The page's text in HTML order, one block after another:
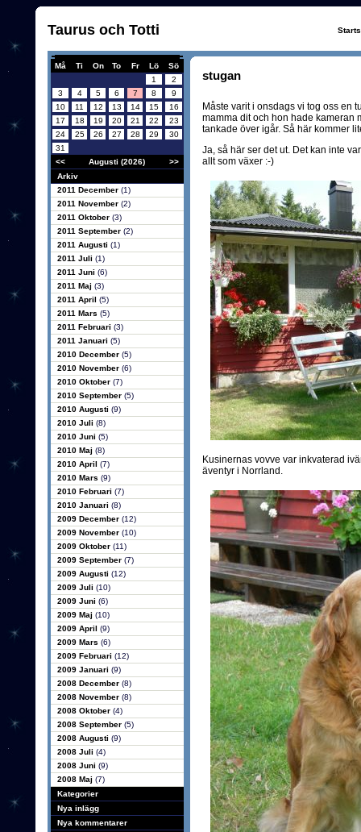
Taurus och Totti
Må Ti On To Fr Lö
Sö
1
2
3
4 5 6 7 8
9
10
11 12 13 14 15
16
17
18 19 20 21 22
23
24
25 26 27 28 29
30
31
<<
Augusti (2026)
>>
Arkiv
2011 December (1)
2011 November (2)
2011 Oktober (3)
2011 September (2)
2011 Augusti (1)
2011 Juli (1)
2011 Juni (6)
2011 Maj (3)
2011 April (5)
2011 Mars (5)
2011 Februari (3)
2011 Januari (5)
2010 December (5)
2010 November (6)
2010 Oktober (7)
2010 September (5)
2010 Augusti (9)
2010 Juli (8)
2010 Juni (5)
2010 Maj (8)
2010 April (7)
2010 Mars (9)
2010 Februari (7)
2010 Januari (8)
2009 December (12)
2009 November (10)
2009 Oktober (11)
2009 September (7)
2009 Augusti (12)
2009 Juli (10)
2009 Juni (6)
2009 Maj (10)
2009 April (9)
2009 Mars (6)
2009 Februari (12)
2009 Januari (9)
2008 December (8)
2008 November (8)
2008 Oktober (4)
2008 September (5)
2008 Augusti (9)
2008 Juli (4)
2008 Juni (9)
2008 Maj (7)
Kategorier
Nya inlägg
Nya kommentarer
stugan
Måste varit i onsdags vi tog oss en
mamma dit och hon hade kameran
tankade över igår. Så här kommer
Ja, så här ser det ut. Det kan inte
allt som växer :-)
Kusinernas vovve var inkvaterad
äventyr i Norrland.